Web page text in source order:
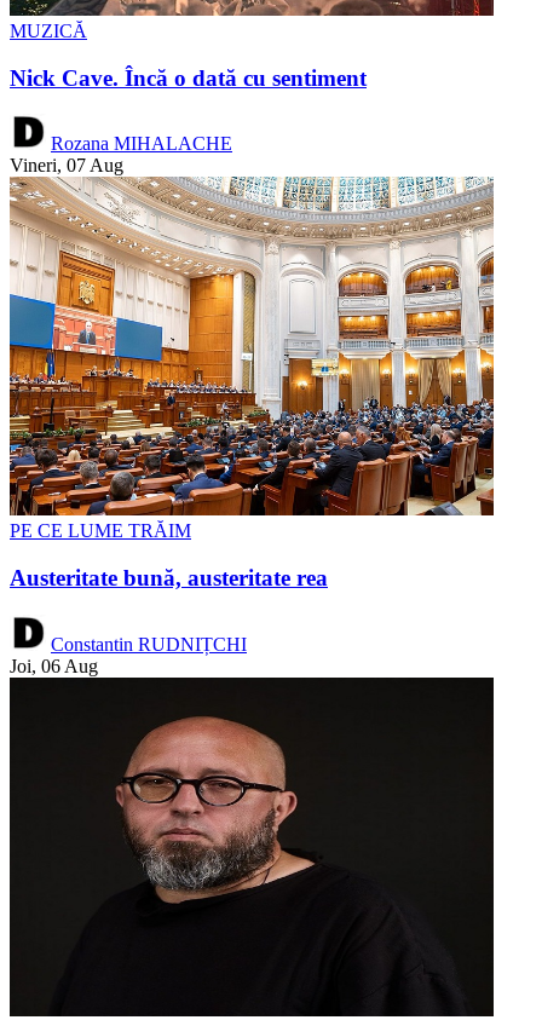
MUZICĂ
Nick Cave. Încă o dată cu sentiment
Rozana MIHALACHE
Vineri, 07 Aug
PE CE LUME TRĂIM
Austeritate bună, austeritate rea
Constantin RUDNIȚCHI
Joi, 06 Aug